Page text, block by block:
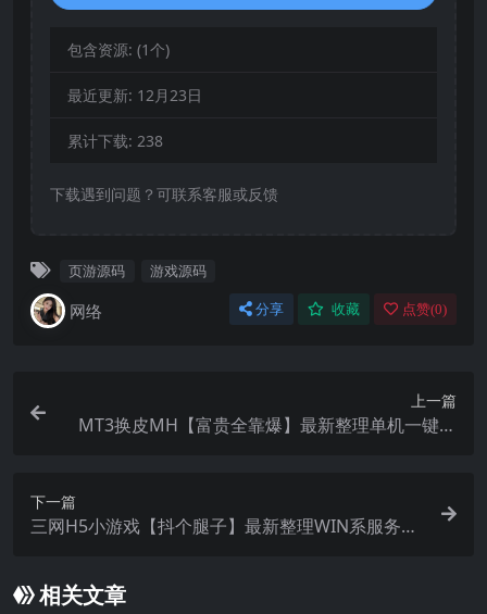
包含资源: (1个)
最近更新: 12月23日
累计下载: 238
下载遇到问题？可联系客服或反馈
页游源码 游戏源码
网络 分享 收藏 点赞(0)
上一篇
MT3换皮MH【富贵全靠爆】最新整理单机一键即
下一篇
三网H5小游戏【抖个腿子】最新整理WIN系服务端
相关文章